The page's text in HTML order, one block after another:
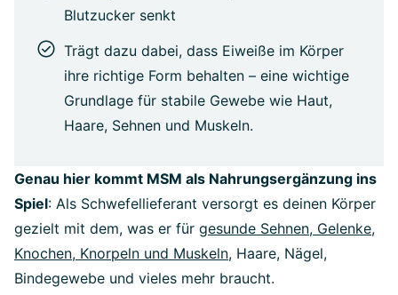
Blutzucker senkt
Trägt dazu dabei, dass Eiweiße im Körper
ihre richtige Form behalten – eine wichtige
Grundlage für stabile Gewebe wie Haut,
Haare, Sehnen und Muskeln.
Genau hier kommt MSM als Nahrungsergänzung ins
Spiel: Als Schwefellieferant versorgt es deinen Körper
gezielt mit dem, was er für gesunde Sehnen, Gelenke,
Knochen, Knorpeln und Muskeln, Haare, Nägel,
Bindegewebe und vieles mehr braucht.